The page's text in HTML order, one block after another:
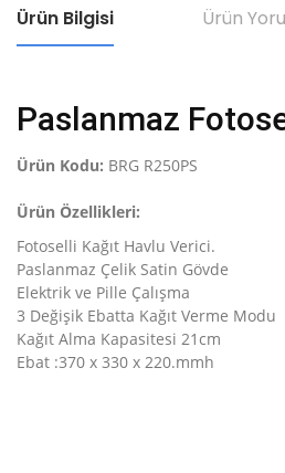
Ürün Bilgisi Ürün
Paslanmaz
Ürün Kodu: BRG R250PS
Ürün Özellikleri:
Fotoselli Kağıt Havlu Verici.
Paslanmaz Çelik Satin Gövde
Elektrik ve Pille Çalışma
3 Değişik Ebatta Kağıt Verme Modu
Kağıt Alma Kapasitesi 21cm
Ebat :370 x 330 x 220.mmh